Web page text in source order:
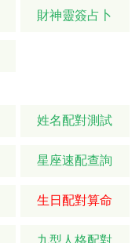
財神靈簽占卜
姓名配對測試
星座速配查詢
生日配對算命
九型人格配對